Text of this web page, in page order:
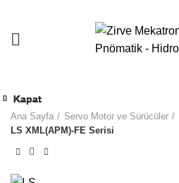
Ana Sayfa Servo Motor ve Sürücüler
LS XML(APM)-FE Serisi
Kapat
Kapat
Kapat
Kapat
Kapat
Kapat
Kapat
Kapat